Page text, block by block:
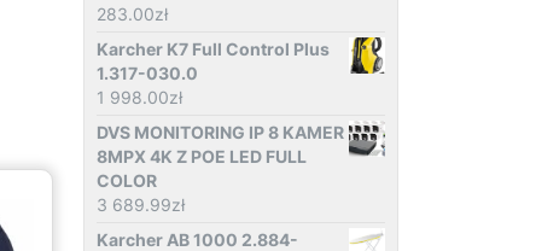
283.00zł
Karcher K7 Full Control Plus
1.317-030.0
1 998.00zł
DVS MONITORING IP 8 KAMER
8MPX 4K Z POE LED FULL
COLOR
3 689.99zł
Karcher AB 1000 2.884-